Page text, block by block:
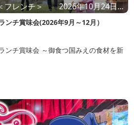
フレンチ＞ 2026年10月24日
） ＜和食＞ 2026年9月13日
／12月13日（日）
ンチ賞味会(2026年9月～12月）
ンチ賞味会 ～御食つ国みえの食材を新